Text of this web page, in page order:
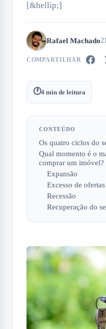
[&hellip;]
Rafael Machado
COMPARTILHAR
🕐4 min de leitura
CONTEÚDO
Os quatro ciclos do
Qual momento é o
comprar um imóvel?
Expansão
Excesso de
Recessão
Recuperação do